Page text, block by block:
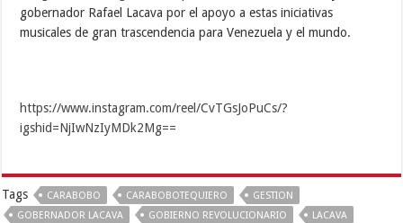
gobernador Rafael Lacava por el apoyo a estas iniciativas
musicales de gran trascendencia para Venezuela y el mundo.
https://www.instagram.com/reel/CvTGsJoPuCs/?
igshid=NjIwNzIyMDk2Mg==
Tags CARABOBO CARABOBOTEQUIERO
GESTION
GOBERNADOR LACAVA
GOBIERNO REVOLUCIONARIO
LACAVA